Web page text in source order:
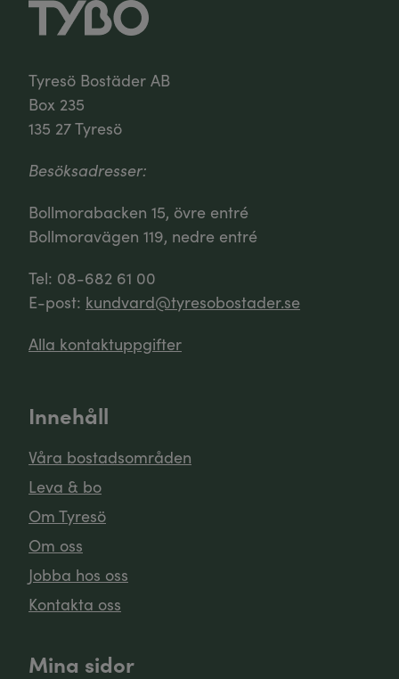
Tyresö Bostäder AB
Box 235
135 27 Tyresö
Besöksadresser:
Bollmorabacken 15, övre entré
Bollmoravägen 119, nedre entré
Tel: 08-682 61 00
E-post: kundvard@tyresobostader.se
Alla kontaktuppgifter
Innehåll
Våra bostadsområden
Leva & bo
Om Tyresö
Om oss
Jobba hos oss
Kontakta oss
Mina sidor